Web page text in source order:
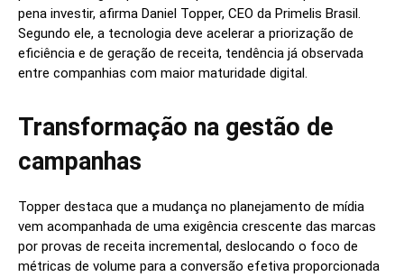
pena investir, afirma Daniel Topper, CEO da Primelis Brasil.
Segundo ele, a tecnologia deve acelerar a priorização de
eficiência e de geração de receita, tendência já observada
entre companhias com maior maturidade digital.
Transformação na gestão de
campanhas
Topper destaca que a mudança no planejamento de mídia
vem acompanhada de uma exigência crescente das marcas
por provas de receita incremental, deslocando o foco de
métricas de volume para a conversão efetiva proporcionada